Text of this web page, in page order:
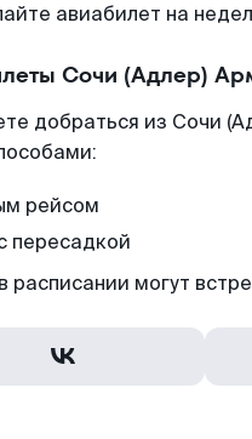
авиабилет на
Сочи (Адлер)
добраться из Сочи
рейсом
пересадкой
расписании могут